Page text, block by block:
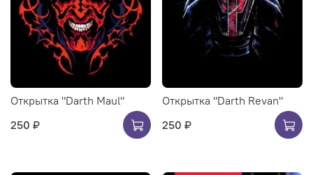
Открытка "Darth Maul"
250 ₽
Открытка "Darth Revan"
250 ₽